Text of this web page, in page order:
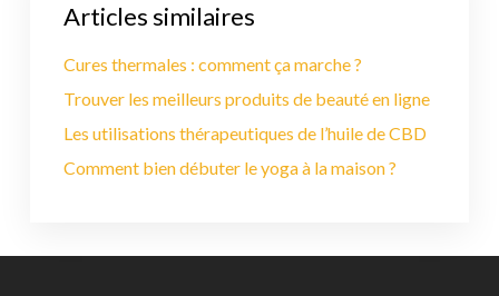
Articles similaires
Cures thermales : comment ça marche ?
Trouver les meilleurs produits de beauté en ligne
Les utilisations thérapeutiques de l’huile de CBD
Comment bien débuter le yoga à la maison ?